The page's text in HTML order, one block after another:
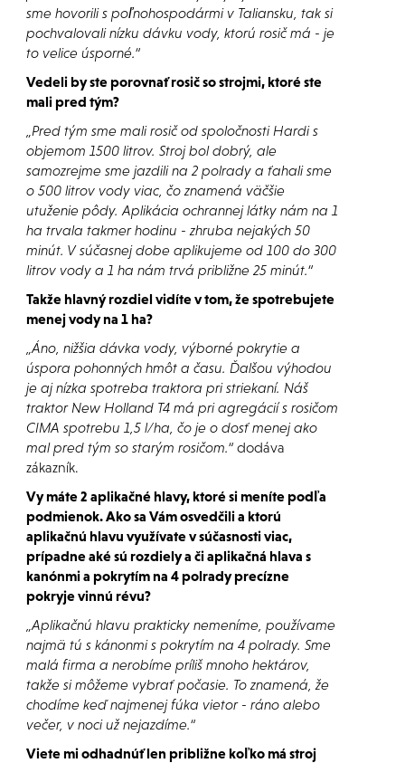
sme hovorili s poľnohospodármi v Taliansku, tak si
pochvalovali nízku dávku vody, ktorú rosič má - je
to velice úsporné.“
Vedeli by ste porovnať rosič so strojmi, ktoré ste
mali pred tým?
„Pred tým sme mali rosič od spoločnosti Hardi s
objemom 1500 litrov. Stroj bol dobrý, ale
samozrejme sme jazdili na 2 polrady a ťahali sme
o 500 litrov vody viac, čo znamená väčšie
utuženie pôdy. Aplikácia ochrannej látky nám na 1
ha trvala takmer hodinu - zhruba nejakých 50
minút. V súčasnej dobe aplikujeme od 100 do 300
litrov vody a 1 ha nám trvá približne 25 minút.“
Takže hlavný rozdiel vidíte v tom, že spotrebujete
menej vody na 1 ha?
„Áno, nižšia dávka vody, výborné pokrytie a
úspora pohonných hmôt a času. Ďalšou výhodou
je aj nízka spotreba traktora pri striekaní. Náš
traktor New Holland T4 má pri agregácií s rosičom
CIMA spotrebu 1,5 l/ha, čo je o dosť menej ako
mal pred tým so starým rosičom.“ dodáva
zákazník.
Vy máte 2 aplikačné hlavy, ktoré si meníte podľa
podmienok. Ako sa Vám osvedčili a ktorú
aplikačnú hlavu využívate v súčasnosti viac,
prípadne aké sú rozdiely a či aplikačná hlava s
kanónmi a pokrytím na 4 polrady precízne
pokryje vinnú révu?
„Aplikačnú hlavu prakticky nemeníme, používame
najmä tú s kánonmi s pokrytím na 4 polrady. Sme
malá firma a nerobíme príliš mnoho hektárov,
takže si môžeme vybrať počasie. To znamená, že
chodíme keď najmenej fúka vietor - ráno alebo
večer, v noci už nejazdíme.“
Viete mi odhadnúť len približne koľko má stroj